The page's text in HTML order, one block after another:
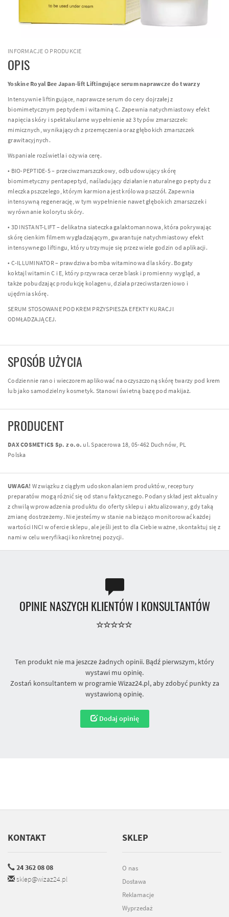
INFORMACJE O PRODUKCIE
OPIS
Yoskine Royal Bee Japan-lift Liftingujące serum naprawcze do twarzy
Intensywnie liftingujące, naprawcze serum do cery dojrzałej z
biomimetycznym peptydem i witaminą C. Zapewnia natychmiastowy efekt
napięcia skóry i spektakularne wypełnienie aż 3 typów zmarszczek:
mimicznych, wynikających z przemęczenia oraz głębokich zmarszczek
grawitacyjnych.
Wspaniale rozświetla i ożywia cerę.
• BIO-PEPTIDE-5 – przeciwzmarszczkowy, odbudowujący skórę
biomimetyczny pentapeptyd, naśladujący działanie naturalnego peptydu z
mleczka pszczelego, którym karmiona jest królowa pszczół. Zapewnia
intensywną regenerację, w tym wypełnienie nawet głębokich zmarszczek i
wyrównanie kolorytu skóry.
• 3D INSTANT-LIFT – delikatna siateczka galaktomannowa, która pokrywając
skórę cienkim filmem wygładzającym, gwarantuje natychmiastowy efekt
intensywnego liftingu, który utrzymuje się przez wiele godzin od aplikacji.
• C-ILLUMINATOR – prawdziwa bomba witaminowa dla skóry. Bogaty
koktajl witamin C i E, który przywraca cerze blask i promienny wygląd, a
także pobudzając produkcję kolagenu, działa przeciwstarzeniowo i
ujędrnia skórę.
SERUM STOSOWANE POD KREM PRZYSPIESZA EFEKTY KURACJI
ODMŁADZAJĄCEJ.
SPOSÓB UŻYCIA
Codziennie rano i wieczorem aplikować na oczyszczoną skórę twarzy pod krem
lub jako samodzielny kosmetyk. Stanowi świetną bazę pod makijaż.
PRODUCENT
DAX COSMETICS Sp. z o.o. ul. Spacerowa 18, 05-462 Duchnów, PL
Polska
UWAGA! W związku z ciągłym udoskonalaniem produktów, receptury
preparatów mogą różnić się od stanu faktycznego. Podany skład jest aktualny
z chwilą wprowadzenia produktu do oferty sklepu i aktualizowany, gdy taką
zmianę dostrzeżemy. Nie jesteśmy w stanie na bieżąco monitorować każdej
wartości INCI w ofercie sklepu, ale jeśli jest to dla Ciebie ważne, skontaktuj się z
nami w celu weryfikacji konkretnej pozycji.
OPINIE NASZYCH KLIENTÓW I KONSULTANTÓW
Ten produkt nie ma jeszcze żadnych opinii. Bądź pierwszym, który
wystawi mu opinię.
Zostań konsultantem w programie Wizaz24.pl, aby zdobyć punkty za
wystawioną opinię.
Dodaj opinię
KONTAKT
24 362 08 08
sklep@wizaz24.pl
SKLEP
O nas
Dostawa
Reklamacje
Wyprzedaż